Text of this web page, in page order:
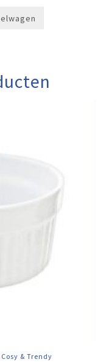
& Trendy